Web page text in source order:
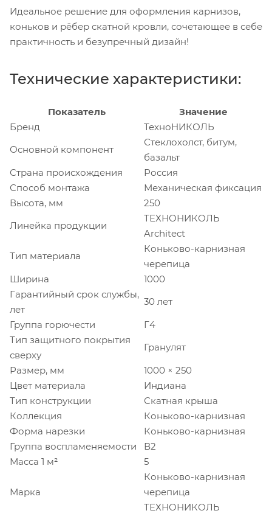
Идеальное решение для оформления карнизов,
коньков и рёбер скатной кровли, сочетающее в себе
практичность и безупречный дизайн!
Технические характеристики:
Показатель
Значение
Бренд
ТехноНИКОЛЬ
Основной компонент
Стеклохолст, битум,
базальт
Страна происхождения
Россия
Способ монтажа
Механическая фиксация
Высота, мм
250
Линейка продукции
ТЕХНОНИКОЛЬ
Architect
Тип материала
Коньково-карнизная
черепица
Ширина
1000
Гарантийный срок службы,
лет
30 лет
Группа горючести
Г4
Тип защитного покрытия
сверху
Гранулят
Размер, мм
1000 × 250
Цвет материала
Индиана
Тип конструкции
Скатная крыша
Коллекция
Коньково-карнизная
Форма нарезки
Коньково-карнизная
Группа воспламеняемости
В2
Масса 1 м²
5
Марка
Коньково-карнизная
черепица
ТЕХНОНИКОЛЬ